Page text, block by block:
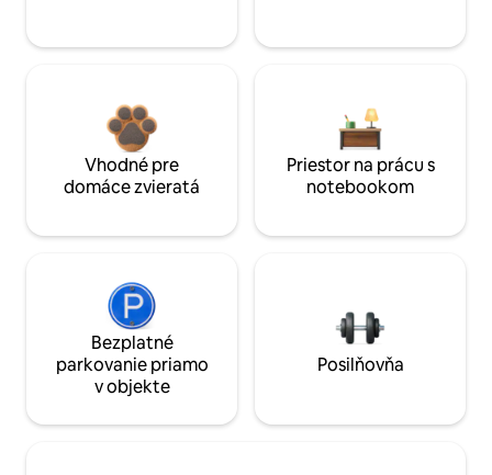
Vhodné pre
domáce zvieratá
Priestor na prácu s
notebookom
Bezplatné
parkovanie priamo
v objekte
Posilňovňa